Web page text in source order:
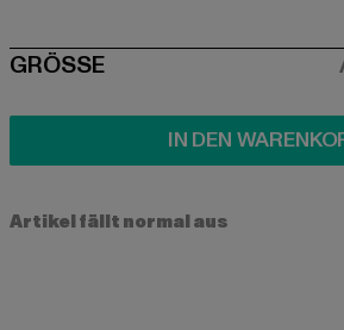
SIZE
GRÖSSE
IN DEN
Artikel fällt normal aus